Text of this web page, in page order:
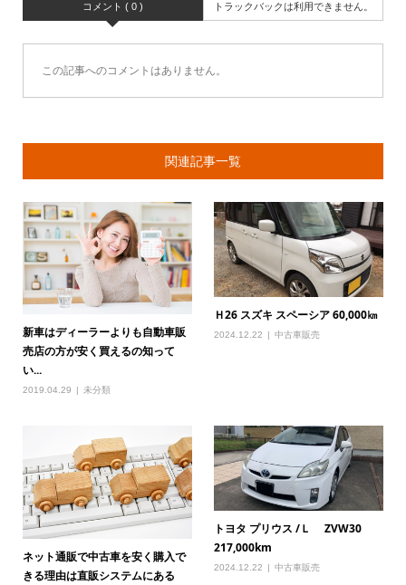
コメント ( 0 ) トラックバックは利用できません。
この記事へのコメントはありません。
関連記事一覧
新車はディーラーよりも自動車販
売店の方が安く買えるの知って
い...
2019.04.29 未分類
Ｈ26 スズキ スペーシア 60,000㎞
2024.12.22 中古車販売
ネット通販で中古車を安く購入で
きる理由は直販システムにある
トヨタ プリウス /Ｌ ZVW30
217,000km
2024.12.22 中古車販売